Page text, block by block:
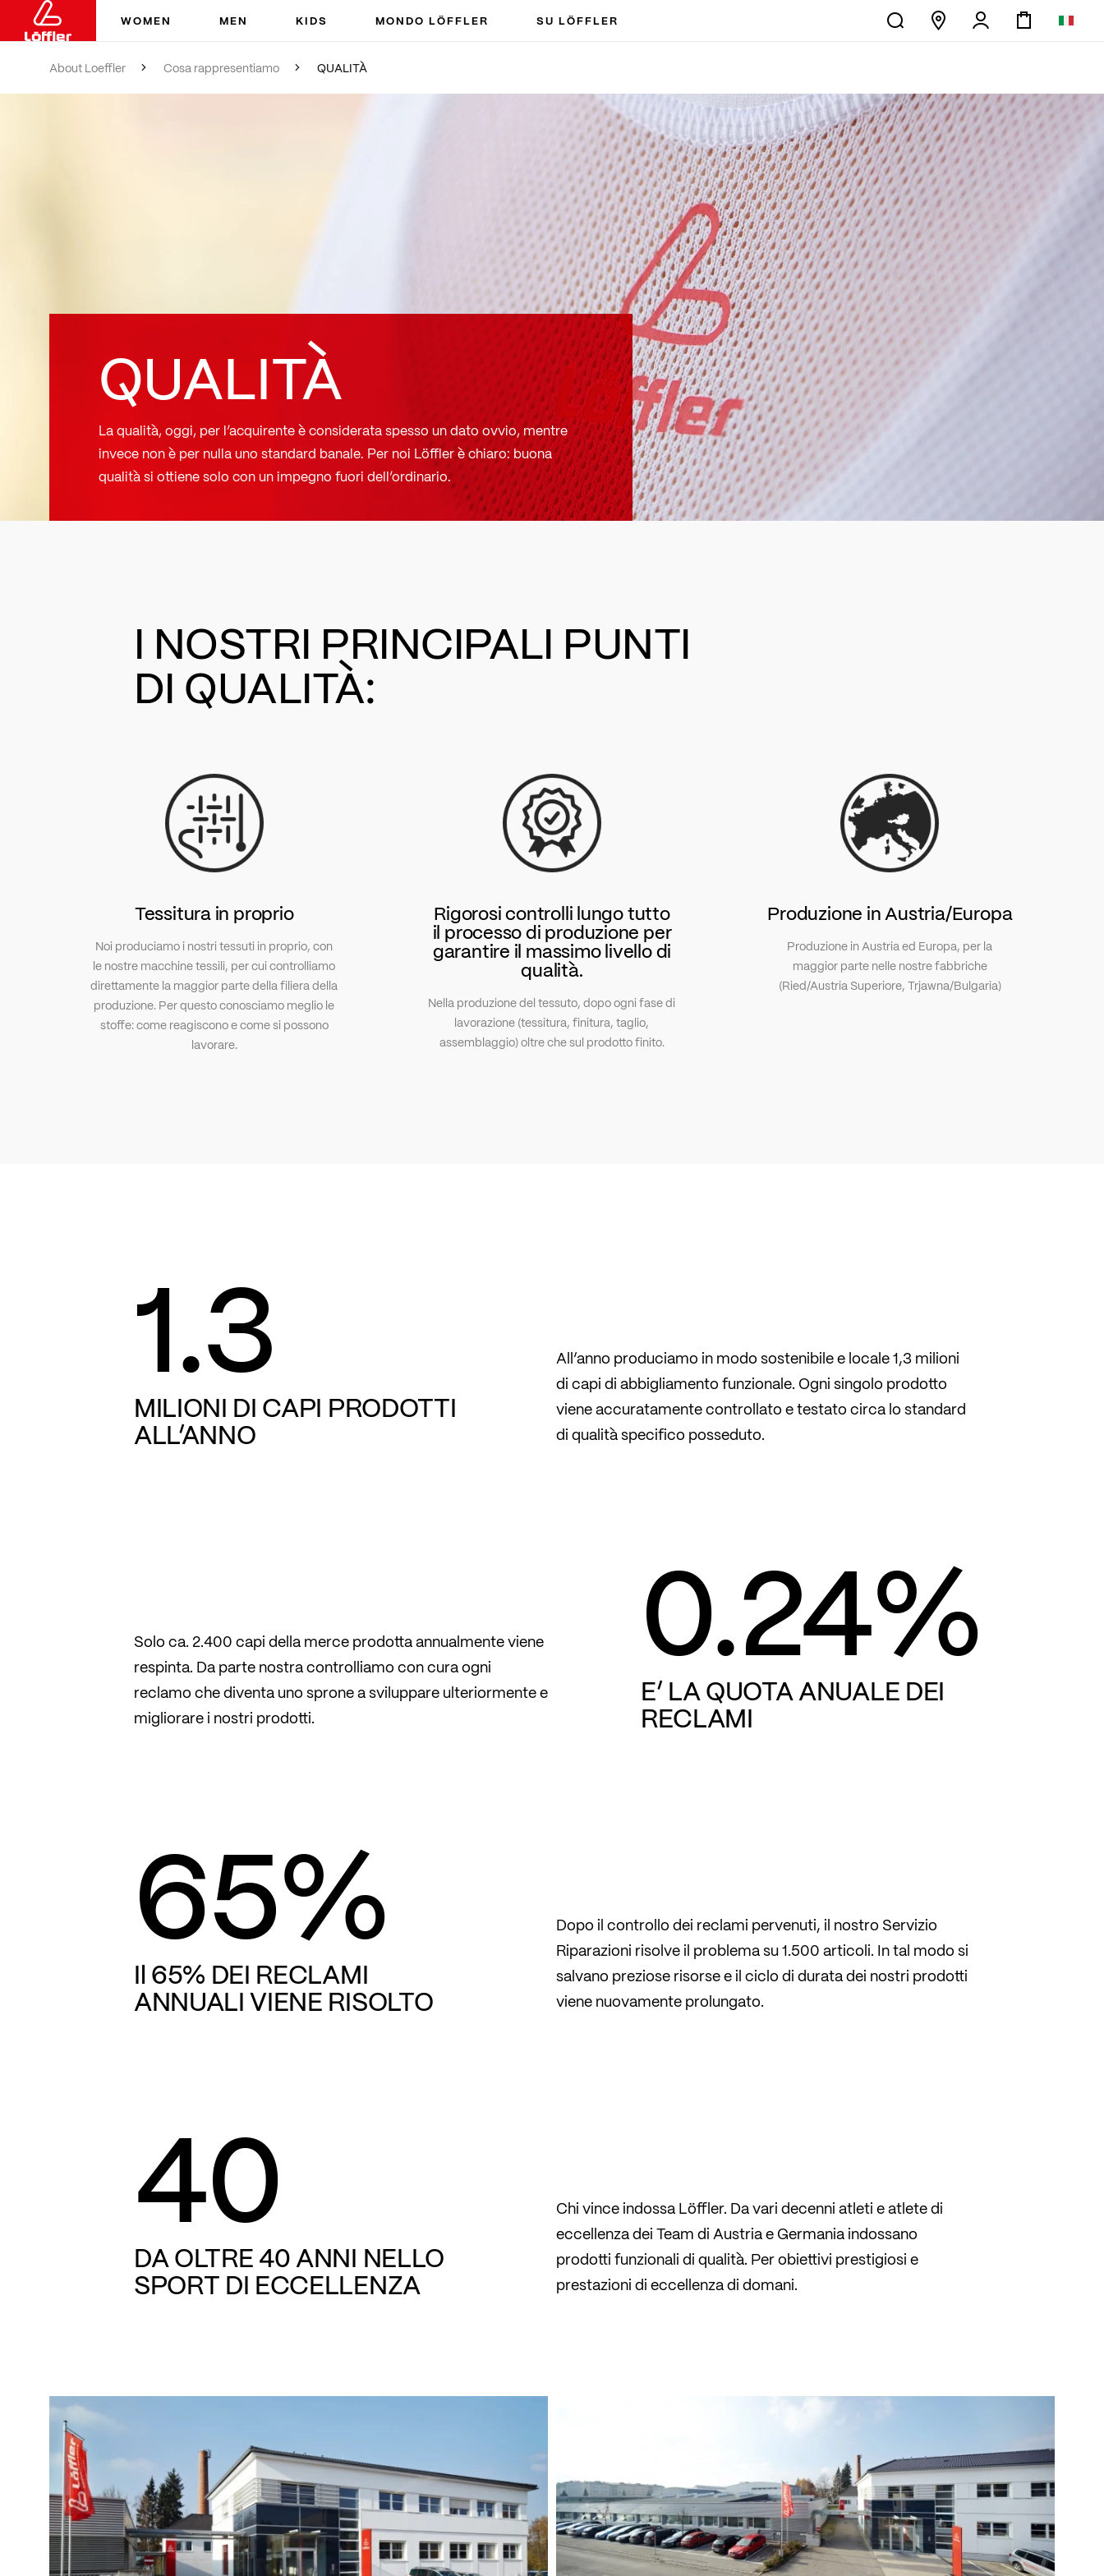
WOMEN MEN KIDS MONDO LÖFFLER SU LÖFFLER
About Loeffler Cosa rappresentiamo QUALITÀ
QUALITÀ
La qualità, oggi, per l’acquirente è considerata spesso un dato ovvio, mentre
invece non è per nulla uno standard banale. Per noi Löffler è chiaro: buona
qualità si ottiene solo con un impegno fuori dell’ordinario.
I NOSTRI PRINCIPALI PUNTI
DI QUALITÀ:
Tessitura in proprio
Noi produciamo i nostri tessuti in proprio, con
le nostre macchine tessili, per cui controlliamo
direttamente la maggior parte della filiera della
produzione. Per questo conosciamo meglio le
stoffe: come reagiscono e come si possono
lavorare.
Rigorosi controlli lungo tutto
il processo di produzione per
garantire il massimo livello di
qualità.
Nella produzione del tessuto, dopo ogni fase di
lavorazione (tessitura, finitura, taglio,
assemblaggio) oltre che sul prodotto finito.
Produzione in Austria/Europa
Produzione in Austria ed Europa, per la
maggior parte nelle nostre fabbriche
(Ried/Austria Superiore, Trjawna/Bulgaria)
1.3
MILIONI DI CAPI PRODOTTI
ALL’ANNO
All’anno produciamo in modo sostenibile e locale 1,3 milioni
di capi di abbigliamento funzionale. Ogni singolo prodotto
viene accuratamente controllato e testato circa lo standard
di qualità specifico posseduto.
0.24%
E’ LA QUOTA ANUALE DEI
RECLAMI
Solo ca. 2.400 capi della merce prodotta annualmente viene
respinta. Da parte nostra controlliamo con cura ogni
reclamo che diventa uno sprone a sviluppare ulteriormente e
migliorare i nostri prodotti.
65%
Il 65% DEI RECLAMI
ANNUALI VIENE RISOLTO
Dopo il controllo dei reclami pervenuti, il nostro Servizio
Riparazioni risolve il problema su 1.500 articoli. In tal modo si
salvano preziose risorse e il ciclo di durata dei nostri prodotti
viene nuovamente prolungato.
40
DA OLTRE 40 ANNI NELLO
SPORT DI ECCELLENZA
Chi vince indossa Löffler. Da vari decenni atleti e atlete di
eccellenza dei Team di Austria e Germania indossano
prodotti funzionali di qualità. Per obiettivi prestigiosi e
prestazioni di eccellenza di domani.